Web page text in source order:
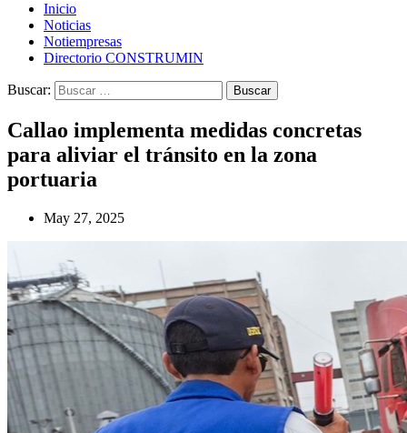
Inicio
Noticias
Notiempresas
Directorio CONSTRUMIN
Buscar:
Callao implementa medidas concretas
para aliviar el tránsito en la zona
portuaria
May 27, 2025